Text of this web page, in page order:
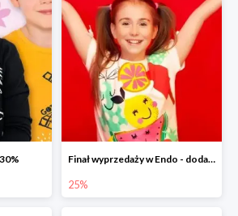
Finał wyprzedaży w Endo - dodatkowe 25% rabatu w Endo
25%